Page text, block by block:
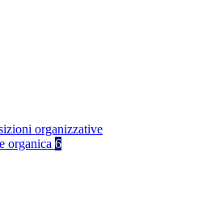
organizzative
organica 6